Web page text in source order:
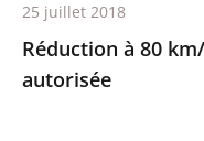
Réduction à 80
autorisée
25 juillet 2018